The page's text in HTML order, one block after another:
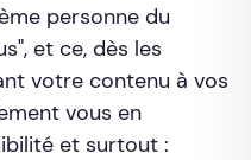
personne du
et ce, dès les
votre contenu à vos
vous en
et surtout :